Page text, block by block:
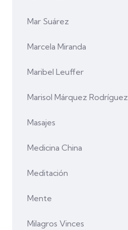
Mar Suárez
Marcela Miranda
Maribel Leuffer
Marisol Márquez Rodríguez
Masajes
Medicina China
Meditación
Mente
Milagros Vinces